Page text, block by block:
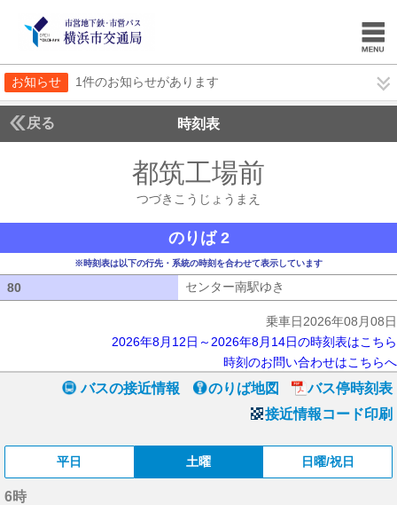
お知らせ 1件のお知らせがあります
戻る 時刻表
都筑工場前
つづきこうじょうまえ
のりば 2
※時刻表は以下の行先・系統の時刻を合わせて表示しています
80 センター南駅ゆき
乗車日2026年08月08日
2026年8月12日～2026年8月14日の時刻表はこちら
時刻のお問い合わせはこちらへ
バスの接近情報 のりば地図
バス停時刻表
接近情報コード印刷
平日 土曜 日曜/祝日
6時